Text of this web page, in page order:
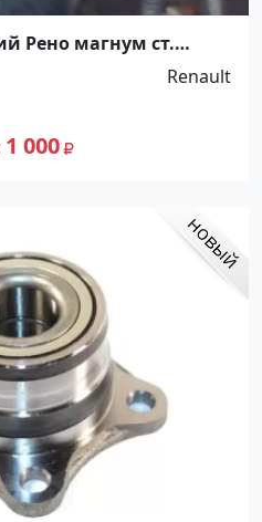
Рено магнум ст.
18 В
Renault
1 000